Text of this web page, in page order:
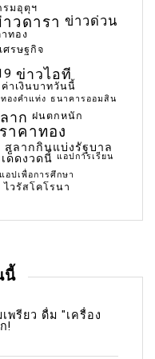
รมอุตุฯ
วดารา ข่าวด่วน
ทอง
ศรษฐกิจ
ข่าวไอที
ค่าเงินบาทวันนี้
ทองคำแท่ง ธนาคารออมสิน
าก ฝนตกหนัก
ราคาทอง
สลากกินแบ่งรัฐบาล
ด็ดงวดนี้ แอปการเรียน
แอปเพื่อการศึกษา
ไวรัสโคโรนา
นี้
พรียว ดื่ม "เครื่อง
!